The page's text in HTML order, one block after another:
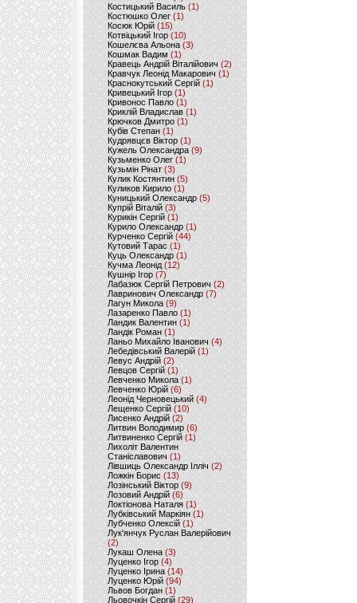
Костицький Василь (1)
Костюшко Олег (1)
Косюк Юрій (15)
Котвіцький Ігор (10)
Кошелєва Альона(3)
Кошмак Вадим (1)
Кравець Андрій Віталійович (2)
Кравчук Леонід Макарович (1)
Краснокутський Сергій (1)
Кривецький Ігор (1)
Кривонос Павло (1)
Криклій Владислав (1)
Крючков Дмитро(1)
Кубів Степан(1)
Кудрявцєв Віктор (1)
Кужель Олександра (9)
Кузьменко Олег (1)
Кузьмін Рінат(3)
Кулик Костянтин(5)
Куликов Кирило (1)
Куницький Олександр (5)
Купрій Віталій (3)
Курикін Сергій(1)
Курило Олександр (1)
Курченко Сергій (44)
Кутовий Тарас (1)
Куць Олександр (1)
Кучма Леонід (12)
Кушнір Ігор(7)
Лабазюк Сергій Петрович (2)
Лавринович Олександр(7)
Лагун Микола(9)
Лазаренко Павло (1)
Ландик Валентин (1)
Ландік Роман (1)
Ланьо Михайло Іванович(4)
Лебедівський Валерій(1)
Левус Андрій(2)
Левцов Сергій (1)
Левченко Микола (1)
Левченко Юрій (6)
Леонід Черновецький (4)
Лещенко Сергій (10)
Лисенко Андрій (2)
Литвин Володимир (6)
Литвиненко Сергій (1)
Лихоліт Валентин
Станіславович (1)
Лівшиць Олександр Ілліч (2)
Ложкін Борис(13)
Лозінський Віктор(9)
Лозовий Андрій (6)
Локтіонова Наталя (1)
Лубківський Маркіян(1)
Лубченко Олексій (1)
Лук'янчук Руслан Валерійович
(2)
Лукаш Олена (3)
Луценко Ігор (4)
Луценко Ірина (14)
Луценко Юрій (94)
Львов Богдан (1)
Льовочкін Сергій (29)